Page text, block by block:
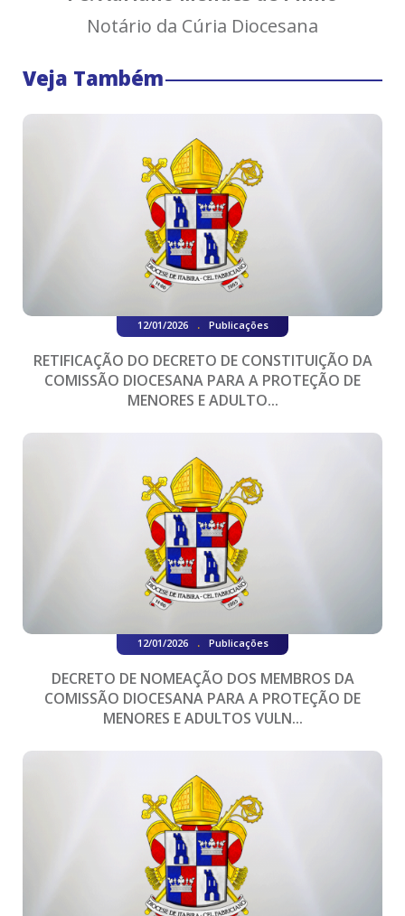
Notário da Cúria Diocesana
Veja Também
12/01/2026 . Publicações
RETIFICAÇÃO DO DECRETO DE CONSTITUIÇÃO DA
COMISSÃO DIOCESANA PARA A PROTEÇÃO DE
MENORES E ADULTO...
12/01/2026 . Publicações
DECRETO DE NOMEAÇÃO DOS MEMBROS DA
COMISSÃO DIOCESANA PARA A PROTEÇÃO DE
MENORES E ADULTOS VULN...